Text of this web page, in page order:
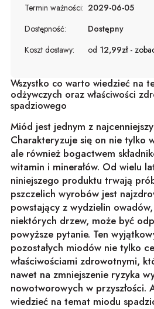
Termin ważności: 2029-06-05
Dostępność:
Dostępny
Koszt dostawy:
od 12,99zł -
Wszystko co warto wiedzieć na
odżywczych oraz właściwości
spadziowego
Miód jest jednym z
Charakteryzuje się on nie tylko
ale również bogactwem
witamin i minerałów. Od wielu
niniejszego produktu trwają
pszczelich wyrobów jest
powstający z wydzielin
niektórych drzew, może być
powyższe pytanie. Ten
pozostałych miodów nie tylko
właściwościami zdrowotnymi,
nawet na zmniejszenie ryzyka
nowotworowych w przyszłości.
wiedzieć na temat miodu